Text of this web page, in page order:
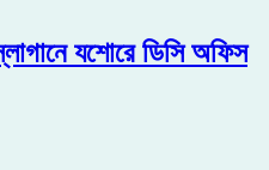
যশোরে ডিসি অফিস